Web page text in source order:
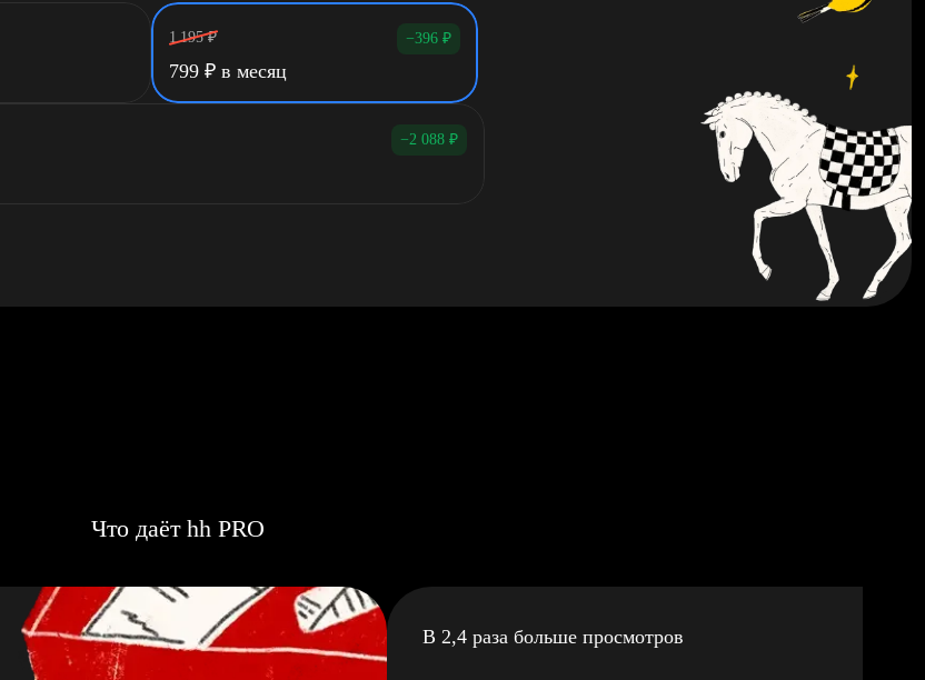
1 195 ₽ −396 ₽
799 ₽ в месяц
−2 088 ₽
Что даёт hh PRO
В 2,4 раза больше просмотров